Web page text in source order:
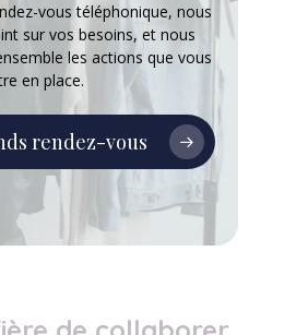
vous téléphonique, nous
sur vos besoins, et nous
les actions que vous
en place.
rendez-vous